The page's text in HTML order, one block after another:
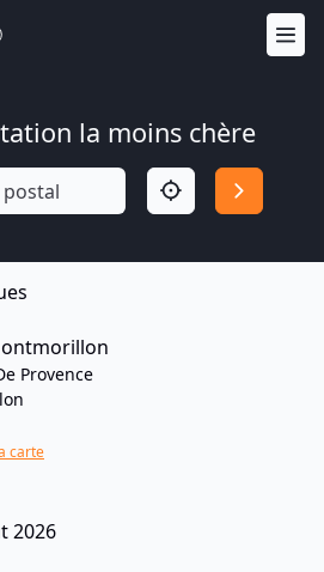
la moins chère
Provence
carte
2026